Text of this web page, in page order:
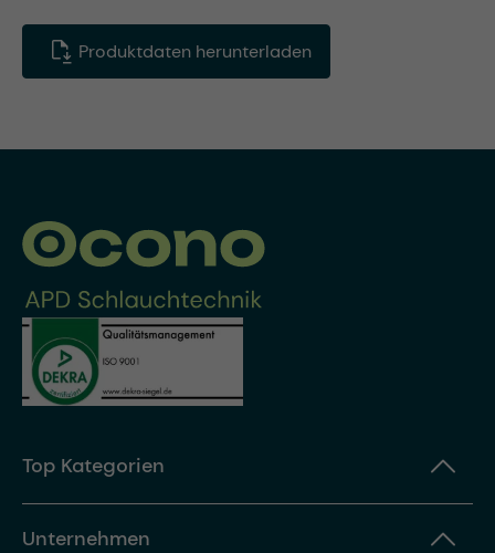
Produktdaten herunterladen
Top Kategorien
Unternehmen